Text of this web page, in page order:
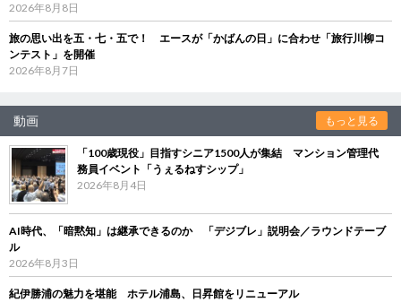
2026年8月8日
旅の思い出を五・七・五で！ エースが「かばんの日」に合わせ「旅行川柳コ
ンテスト」を開催
2026年8月7日
動画 もっと見る
「100歳現役」目指すシニア1500人が集結 マンション管理代
務員イベント「うぇるねすシップ」
2026年8月4日
AI時代、「暗黙知」は継承できるのか 「デジブレ」説明会／ラウンドテーブ
ル
2026年8月3日
紀伊勝浦の魅力を堪能 ホテル浦島、日昇館をリニューアル